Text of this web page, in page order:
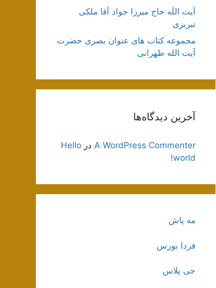
آیت اللَه حاج میرزا جواد آقا ملکی
تبریزی
مجموعه کتاب های عنوان بصری حضرت
آیت الله طهرانی
آخرین دیدگاه‌ها
A WordPress Commenter در Hello
world!
مه پاش
فردا بورس
جی پلاس